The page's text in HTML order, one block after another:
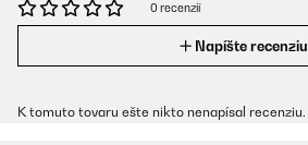
0 recenzií
Napíšte recenziu
K tomuto tovaru ešte nikto nenapísal recenziu.